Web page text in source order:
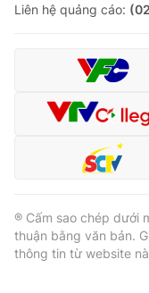
Liên hệ quảng cáo:
® Cấm sao chép dưới
thuận bằng văn bản.
thông tin từ website